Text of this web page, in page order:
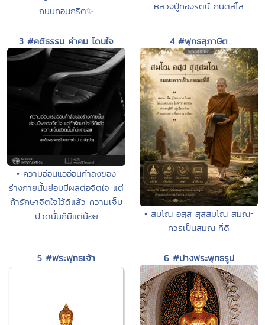
ถนนคอนกรีต✨
หลวงปู่ทองรัตน์ กันตสีโล
3 #คติธรรม คำคม โดนใจ
• ความอ่อนแออ่อนกำลังของ
ร่างกายนั้นย่อมมีผลต่อจิตใจ แต่
ถ้ารักษาจิตใจไว้ดีแล้ว ความเจ็บ
ปวดนั้นก็มีแต่น้อย
4 #พุทธสุภาษิต
• สมโณ อสฺส สุสฺสมโณ สมณะ
ควรเป็นสมณะที่ดี
5 #พระพุทธเจ้า 6 #ปางพระพุทธรูป